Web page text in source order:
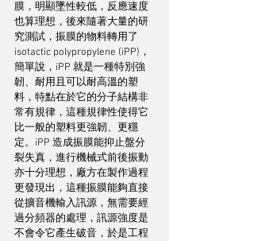
膜，明顯墜性較低，反應速度
也算理想，後來隨著大量的研
究測試，振膜的物料轉用了
isotactic polypropylene (iPP)，
簡單說，iPP 就是一種特別強
韌、耐用且可以耐高溫的塑
料，特點在於它的分子結構非
常有規律，這種規律性使得它
比一般的塑料更強韌、更穩
定。iPP 造成振膜能抑止盤分
裂失真，進行機械式前後振動
亦十分理想，廠方在製作過程
更發現出，這種振膜能夠直接
從擴音機輸入訊源，無需要經
過分頻器的處理，訊源強度是
不會令它產生破音，於是工程